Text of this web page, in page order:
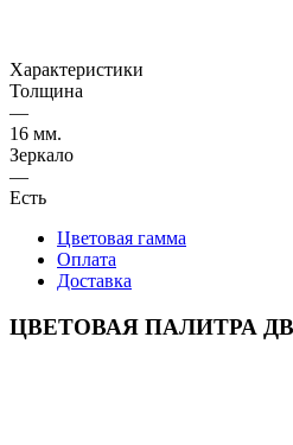
Характеристики
Толщина
—
16 мм.
Зеркало
—
Есть
Цветовая гамма
Оплата
Доставка
ЦВЕТОВАЯ ПАЛИТРА